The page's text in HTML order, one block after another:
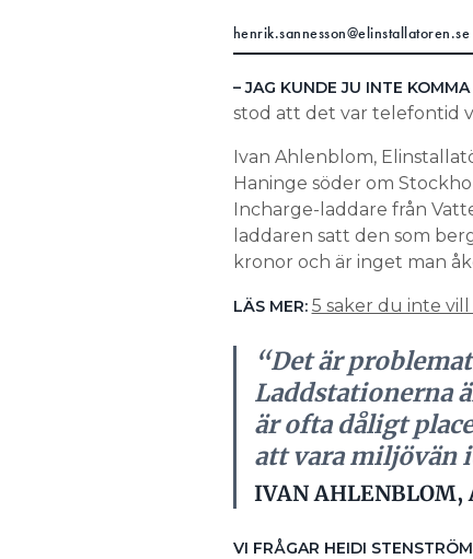
henrik.sannesson@elinstallatoren.se
– JAG KUNDE JU INTE
stod att det var telefontid
Ivan Ahlenblom,
Haninge söder om
Incharge-laddare från
laddaren satt den som
kronor och är inget man
LÄS MER: 5 saker du inte
“Det är
Laddstationerna
är ofta dåligt
att vara miljövän
IVAN AHLENBLOM,
VI FRÅGAR HEIDI